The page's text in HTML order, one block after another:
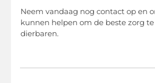
Neem vandaag nog contact op en
kunnen helpen om de beste zorg
dierbaren.